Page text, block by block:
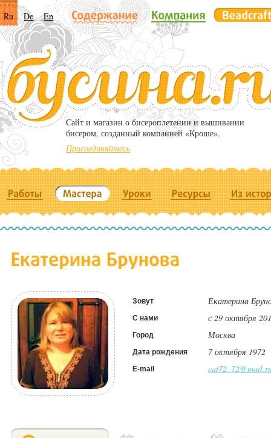
Ru De En
Cайт и магазин о бисероплетении и вышивании
бисером, созданный компанией «Кроше».
Присоединяйтесь
Зовут Екатерина
С нами с 29 октября
Город Москва
Дата рождения 7 октября 1972
E-mail